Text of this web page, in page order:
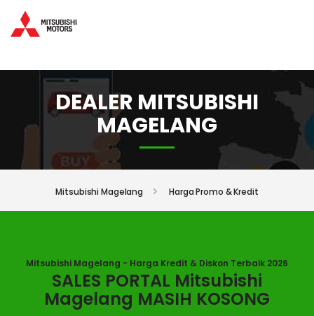
DEALER MITSUBISHI
MAGELANG
Mitsubishi Magelang Harga Promo & Kredit
Mitsubishi Magelang - Harga Kredit & Diskon Terbaik 2026
SALES PORTAL Mitsubishi
Magelang MASIH KOSONG